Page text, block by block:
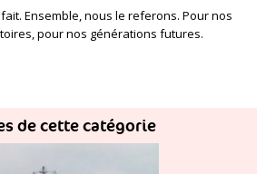
Ensemble, nous le referons. Pour nos
pour nos générations futures.
de cette catégorie